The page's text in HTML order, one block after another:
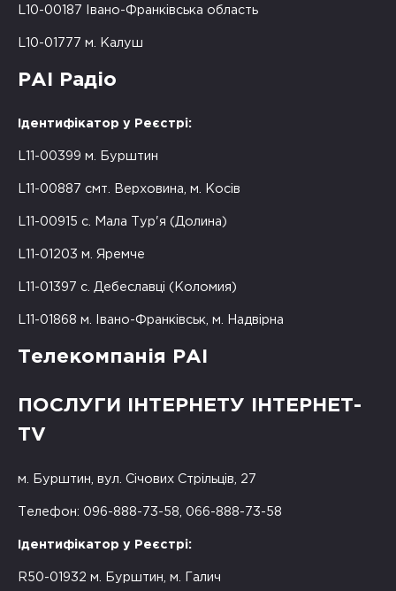
L10-00187 Івано-Франківська область
L10-01777 м. Калуш
РАІ Радіо
Ідентифікатор у Реєстрі:
L11-00399 м. Бурштин
L11-00887 смт. Верховина, м. Косів
L11-00915 с. Мала Тур'я (Долина)
L11-01203 м. Яремче
L11-01397 с. Дебеславці (Коломия)
L11-01868 м. Івано-Франківськ, м. Надвірна
Телекомпанія РАІ
ПОСЛУГИ ІНТЕРНЕТУ ІНТЕРНЕТ-
TV
м. Бурштин, вул. Січових Стрільців, 27
Телефон: 096-888-73-58, 066-888-73-58
Ідентифікатор у Реєстрі:
R50-01932 м. Бурштин, м. Галич